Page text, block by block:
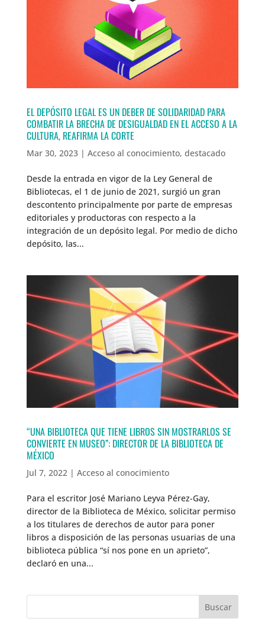
EL DEPÓSITO LEGAL ES UN DEBER DE SOLIDARIDAD PARA
COMBATIR LA BRECHA DE DESIGUALDAD EN EL ACCESO A LA
CULTURA, REAFIRMA LA CORTE
Mar 30, 2023| Acceso al conocimiento, destacado
Desde la entrada en vigor de la Ley General de
Bibliotecas, el 1 de junio de 2021, surgió un gran
descontento principalmente por parte de empresas
editoriales y productoras con respecto a la
integración de un depósito legal. Por medio de dicho
depósito, las...
“UNA BIBLIOTECA QUE TIENE LIBROS SIN MOSTRARLOS SE
CONVIERTE EN MUSEO”: DIRECTOR DE LA BIBLIOTECA DE
MÉXICO
Jul 7, 2022| Acceso al conocimiento
Para el escritor José Mariano Leyva Pérez-Gay,
director de la Biblioteca de México, solicitar permiso
a los titulares de derechos de autor para poner
libros a disposición de las personas usuarias de una
biblioteca pública “sí nos pone en un aprieto”,
declaró en una...